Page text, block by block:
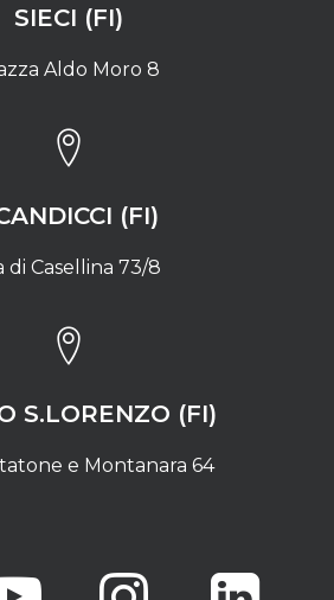
SIECI (FI)
Aldo Moro 8
(FI)
di Casellina 73/8
S.LORENZO (FI)
e Montanara 64